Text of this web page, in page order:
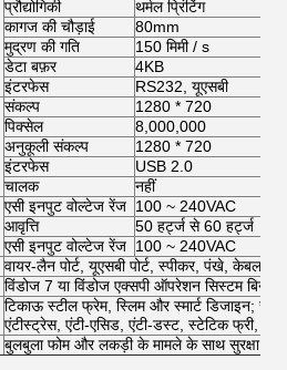
प्रौद्योगिकी
थर्मल प्रिंटिंग
कागज की चौड़ाई
80mm
मुद्रण की गति
150 मिमी / s
डेटा बफ़र
4KB
इंटरफेस
RS232, यूएसबी
संकल्प
1280 * 720
पिक्सेल
8,000,000
अनुकूली संकल्प
1280 * 720
इंटरफेस
USB 2.0
चालक
नहीं
एसी इनपुट वोल्टेज रेंज 100 ~ 240VAC
आवृत्ति
50 हर्ट्ज से 60 हर्ट्ज
एसी इनपुट वोल्टेज रेंज 100 ~ 240VAC
वायर-लैन पोर्ट, यूएसबी पोर्ट, स्पीकर, पंखे, केबल,
विंडोज 7 या विंडोज एक्सपी ऑपरेशन सिस्टम बिना
टिकाऊ स्टील फ्रेम, स्लिम और स्मार्ट डिजाइन;
एंटीस्ट्रेस, एंटी-एसिड, एंटी-डस्ट, स्टेटिक फ्री,
बुलबुला फोम और लकड़ी के मामले के साथ सुरक्षा